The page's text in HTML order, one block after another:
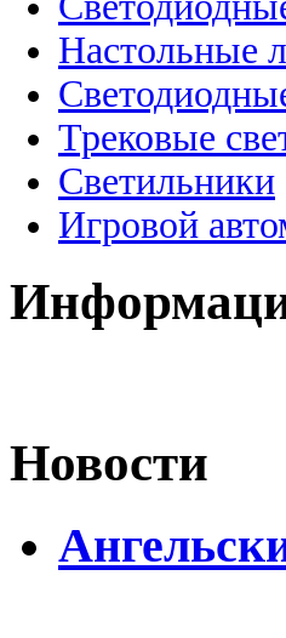
Настольные
Трековые
Светильники
Игровой
Новости